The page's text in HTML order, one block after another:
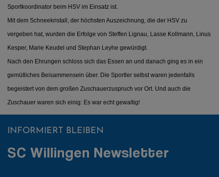
Sportkoordinator beim HSV im Einsatz ist.
Mit dem Schneekristall, der höchsten Auszeichnung, die der HSV zu
vergeben hat, wurden die Erfolge von Steffen Lignau, Lasse Kollmann, Linus
Kesper, Marie Keudel und Stephan Leyhe gewürdigt.
Nach den Ehrungen schloss sich das Essen an und danach ging es in ein
gemütliches Beisammensein über. Die Sportler selbst waren jedenfalls
begeistert von dem großen Zuschauerzuspruch vor Ort. Und auch die
Zuschauer waren sich einig: Es war echt gewaltig!
INFORMIERT BLEIBEN
SC Willingen Newsletter